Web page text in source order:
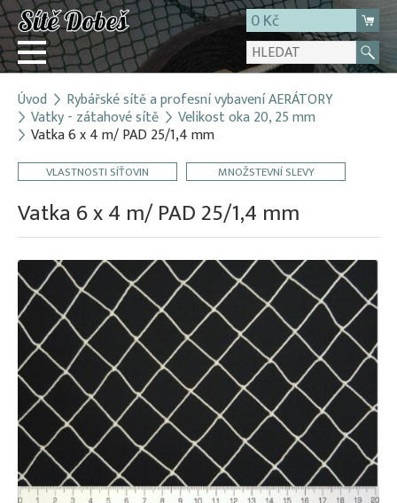
0 Kč
Přihlásit
Registrace
E-shop
O firmě
Kontakt
Úvod Rybářské sítě a profesní vybavení AERÁTORY
Vatky - zátahové sítě Velikost oka 20, 25 mm
Vatka 6 x 4 m/ PAD 25/1,4 mm
VLASTNOSTI SÍŤOVIN MNOŽSTEVNÍ SLEVY
Vatka 6 x 4 m/ PAD 25/1,4 mm